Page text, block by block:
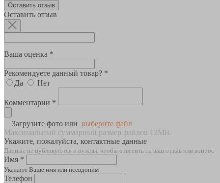
Оставить отзыв
Оставить отзыв
Ваша оценка *
Рекомендуете данный товар? *
Да
Нет
Комментарии *
Загрузите фото или выберите файл
Максимальный суммарный размер файлов 12MB
Укажите, пожалуйста, контактные данные
Данные не публикуются и нужны, чтобы ответить на ваш отзыв или вопрос
Имя *
Укажите Ваше имя или псевдоним
Телефон